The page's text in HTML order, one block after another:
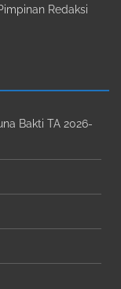
Redaksi
Bakti TA 2026-